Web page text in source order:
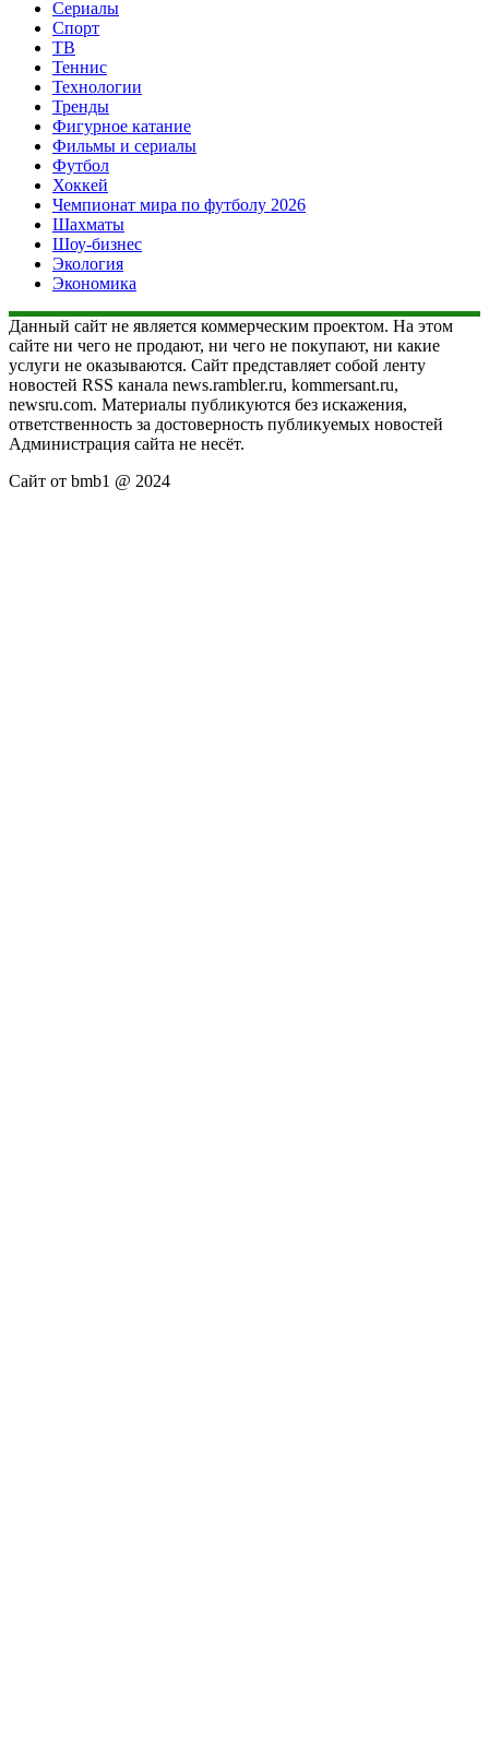
Сериалы
Спорт
ТВ
Теннис
Технологии
Тренды
Фигурное катание
Фильмы и сериалы
Футбол
Хоккей
Чемпионат мира по футболу 2026
Шахматы
Шоу-бизнес
Экология
Экономика
Данный сайт не является коммерческим проектом. На этом
сайте ни чего не продают, ни чего не покупают, ни какие
услуги не оказываются. Сайт представляет собой ленту
новостей RSS канала news.rambler.ru, kommersant.ru,
newsru.com. Материалы публикуются без искажения,
ответственность за достоверность публикуемых новостей
Администрация сайта не несёт.
Сайт от bmb1 @ 2024